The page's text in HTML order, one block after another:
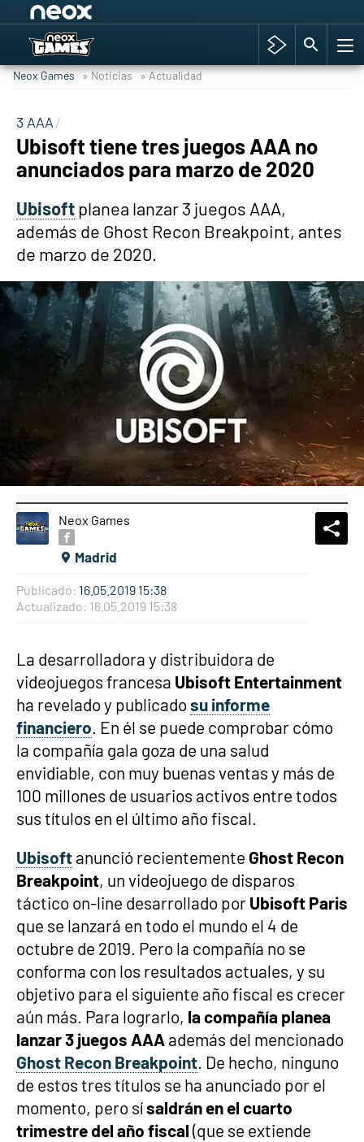
Hyrule Warriors: La Era del Cataclismo
Cyberpunk 2077
Hyrule Warriors
Neox Games » Noticias » Actualidad
3 AAA
Ubisoft tiene tres juegos AAA no
anunciados para marzo de 2020
Ubisoftplanea lanzar 3 juegos AAA,
además de Ghost Recon Breakpoint, antes
de marzo de 2020.
Neox Games
Madrid
Publicado: 16.05.2019 15:38
Actualizado: 16.05.2019 15:38
La desarrolladora y distribuidora de
videojuegos francesa Ubisoft Entertainment
ha revelado y publicado su informe
financiero. En él se puede comprobar cómo
la compañía gala goza de una salud
envidiable, con muy buenas ventas y más de
100 millones de usuarios activos entre todos
sus títulos en el último año fiscal.
Ubisoft anunció recientemente Ghost Recon
Breakpoint, un videojuego de disparos
táctico on-line desarrollado por Ubisoft Paris
que se lanzará en todo el mundo el 4 de
octubre de 2019. Pero la compañía no se
conforma con los resultados actuales, y su
objetivo para el siguiente año fiscal es crecer
aún más. Para lograrlo, la compañía planea
lanzar 3 juegos AAA además del mencionado
Ghost Recon Breakpoint. De hecho, ninguno
de estos tres títulos se ha anunciado por el
momento, pero sísaldrán en el cuarto
trimestre del año fiscal (que se extiende